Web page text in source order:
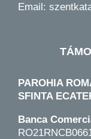
Email:
PAROHIA
SFINTA
Banca